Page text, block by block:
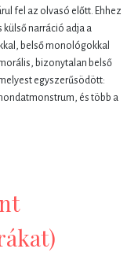
fel az olvasó előtt. Ehhez
narráció adja a
belső monológokkal
bizonytalan belső
egyszerűsödött:
és több a